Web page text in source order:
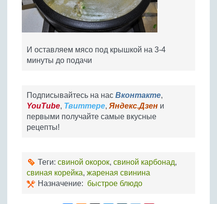
И оставляем мясо под крышкой на 3-4
минуты до подачи
Подписывайтесь на нас Вконтакте,
YouTube, Твиттере, Яндекс.Дзен и
первыми получайте самые вкусные
рецепты!
Теги: свиной окорок, свиной карбонад,
свиная корейка, жареная свинина
Назначение: быстрое блюдо